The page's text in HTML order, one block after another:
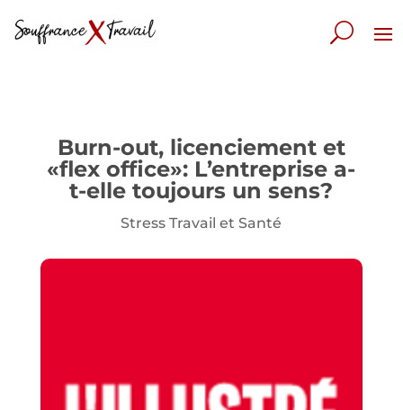
Burn-out, licenciement et
«flex office»: L’entreprise a-
t-elle toujours un sens?
Stress Travail et Santé